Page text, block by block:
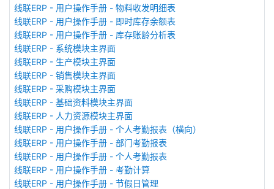
线联ERP - 用户操作手册 - 物料收发明细表
线联ERP - 用户操作手册 - 即时库存余额表
线联ERP - 用户操作手册 - 库存账龄分析表
线联ERP - 系统模块主界面
线联ERP - 生产模块主界面
线联ERP - 销售模块主界面
线联ERP - 采购模块主界面
线联ERP - 基础资料模块主界面
线联ERP - 人力资源模块主界面
线联ERP - 用户操作手册 - 个人考勤报表（横向）
线联ERP - 用户操作手册 - 部门考勤报表
线联ERP - 用户操作手册 - 个人考勤报表
线联ERP - 用户操作手册 - 考勤计算
线联ERP - 用户操作手册 - 节假日管理